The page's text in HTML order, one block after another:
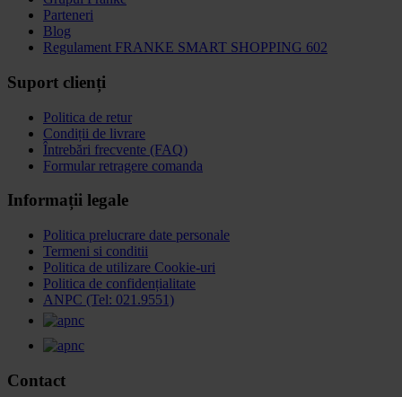
Parteneri
Blog
Regulament FRANKE SMART SHOPPING 602
Suport clienți
Politica de retur
Condiții de livrare
Întrebări frecvente (FAQ)
Formular retragere comanda
Informații legale
Politica prelucrare date personale
Termeni si conditii
Politica de utilizare Cookie-uri
Politica de confidențialitate
ANPC (Tel: 021.9551)
Contact